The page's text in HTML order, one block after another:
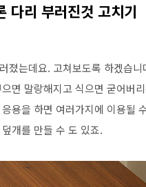
다리 부러진것 고치기
졌는데요. 고쳐보도록 하겠습
면 말랑해지고 식으면 굳어버
용을 하면 여러가지에 이용될
개를 만들 수 도 있죠.